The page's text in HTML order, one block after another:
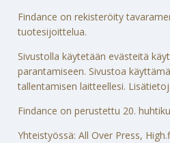
Findance on rekisteröity
tuotesijoittelua.
Sivustolla käytetään evästeitä
parantamiseen. Sivustoa
tallentamisen laitteellesi.
Findance on perustettu 20.
Yhteistyössä: All Over Press,